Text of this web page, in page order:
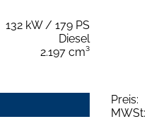
132 kW / 179 PS
Diesel
2.197 cm³
Preis:
MWSt: